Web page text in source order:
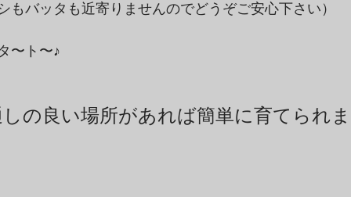
もバッタも近寄りませんのでどうぞご安心下さい）
〜ト〜♪
の良い場所があれば簡単に育てられ